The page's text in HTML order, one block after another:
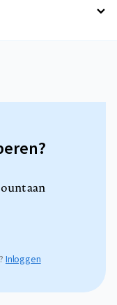
aan
Inloggen